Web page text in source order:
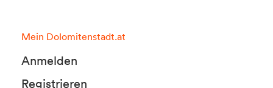
Mein Dolomitenstadt.at
Anmelden
Registrieren